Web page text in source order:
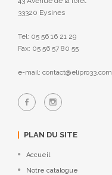
33320 Eysines
Tel: 05 56 16 21 29
Fax: 05 56 57 80 55
e-mail: contact@elipro33.com
PLAN DU SITE
Accueil
Notre catalogue